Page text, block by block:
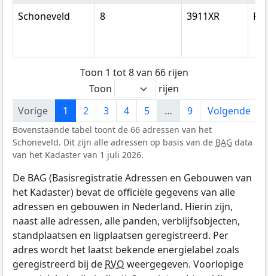
Schoneveld 8 3911XR
Toon 1 tot 8 van 66 rijen
Toon
rijen
Vorige
1 2 3 4 5 … 9 Volgende
Bovenstaande tabel toont de 66 adressen van het
Schoneveld. Dit zijn alle adressen op basis van de BAG data
van het Kadaster van 1 juli 2026.
De BAG (Basisregistratie Adressen en Gebouwen van
het Kadaster) bevat de officiële gegevens van alle
adressen en gebouwen in Nederland. Hierin zijn,
naast alle adressen, alle panden, verblijfsobjecten,
standplaatsen en ligplaatsen geregistreerd. Per
adres wordt het laatst bekende energielabel zoals
geregistreerd bij de RVO weergegeven. Voorlopige